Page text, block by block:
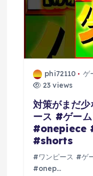
phi72110 ゲ
23 views
対策がまだ
ース #ゲー
#onepiece
#shorts
#ワンピース #ゲ
#onep…